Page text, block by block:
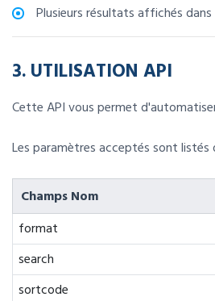
Plusieurs résultats affichés
3. UTILISATION API
Cette API vous permet
Les paramètres acceptés sont listés
Champs Nom
format
search
sortcode